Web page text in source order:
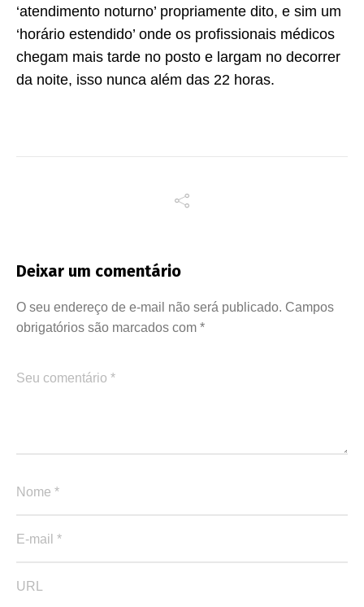
‘atendimento noturno’ propriamente dito, e sim um
‘horário estendido’ onde os profissionais médicos
chegam mais tarde no posto e largam no decorrer
da noite, isso nunca além das 22 horas.
Deixar um comentário
O seu endereço de e-mail não será publicado. Campos
obrigatórios são marcados com *